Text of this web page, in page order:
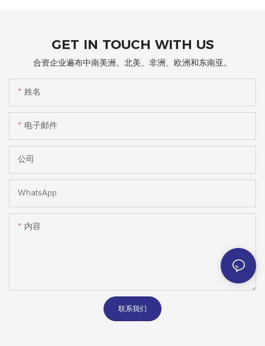
GET IN TOUCH WITH US
合资企业遍布中南美洲、北美、非洲、欧洲和东南亚。
姓名
电子邮件
公司
WhatsApp
内容
联系我们